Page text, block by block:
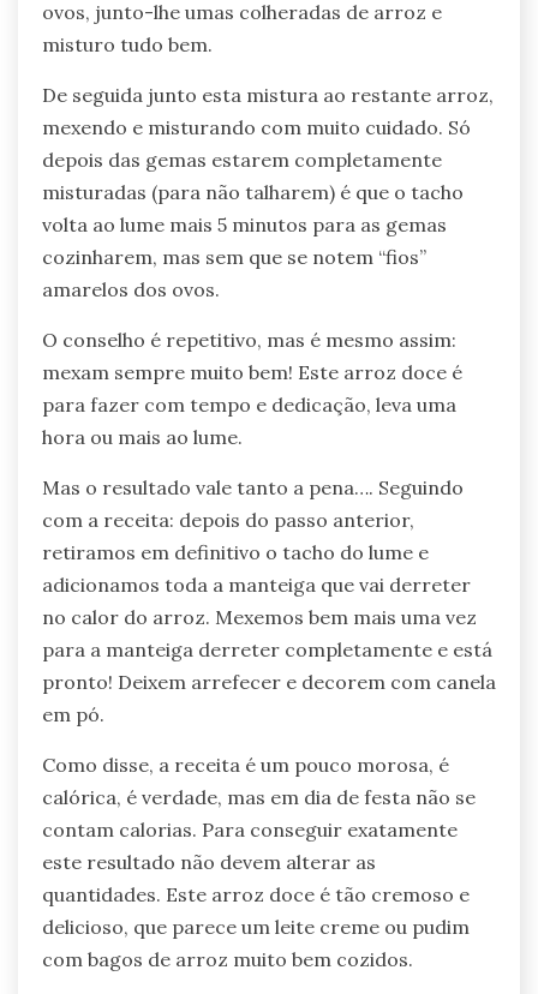
ovos, junto-lhe umas colheradas de arroz e
misturo tudo bem.
De seguida junto esta mistura ao restante arroz,
mexendo e misturando com muito cuidado. Só
depois das gemas estarem completamente
misturadas (para não talharem) é que o tacho
volta ao lume mais 5 minutos para as gemas
cozinharem, mas sem que se notem “fios”
amarelos dos ovos.
O conselho é repetitivo, mas é mesmo assim:
mexam sempre muito bem! Este arroz doce é
para fazer com tempo e dedicação, leva uma
hora ou mais ao lume.
Mas o resultado vale tanto a pena…. Seguindo
com a receita: depois do passo anterior,
retiramos em definitivo o tacho do lume e
adicionamos toda a manteiga que vai derreter
no calor do arroz. Mexemos bem mais uma vez
para a manteiga derreter completamente e está
pronto! Deixem arrefecer e decorem com canela
em pó.
Como disse, a receita é um pouco morosa, é
calórica, é verdade, mas em dia de festa não se
contam calorias. Para conseguir exatamente
este resultado não devem alterar as
quantidades. Este arroz doce é tão cremoso e
delicioso, que parece um leite creme ou pudim
com bagos de arroz muito bem cozidos.